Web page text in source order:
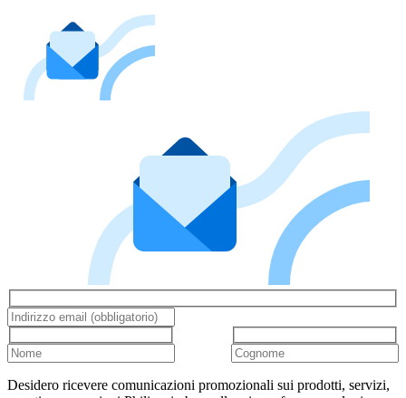
Desidero ricevere comunicazioni promozionali sui prodotti, servizi,